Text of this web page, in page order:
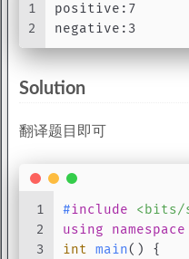
1
2
positive:7
negative:3
Solution
翻译题目即可
1
2
3
#include
<bits/
using
namespace
int main()
{